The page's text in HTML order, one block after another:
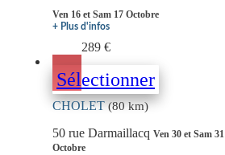
Ven 16 et Sam 17 Octobre
+ Plus d'infos
289 €
Sélectionner
CHOLET(80 km)
50 rue Darmaillacq Ven 30 et Sam 31
Octobre